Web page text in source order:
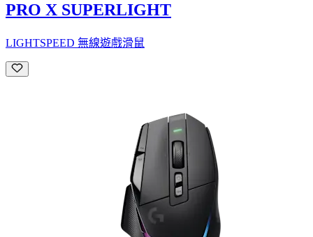
PRO X SUPERLIGHT
LIGHTSPEED 無線遊戲滑鼠